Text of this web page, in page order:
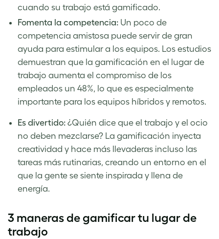
cuando su trabajo está gamificado.
Fomenta la competencia: Un poco de
competencia amistosa puede servir de gran
ayuda para estimular a los equipos. Los estudios
demuestran que la gamificación en el lugar de
trabajo aumenta el compromiso de los
empleados un 48%, lo que es especialmente
importante para los equipos híbridos y remotos.
Es divertido: ¿Quién dice que el trabajo y el ocio
no deben mezclarse? La gamificación inyecta
creatividad y hace más llevaderas incluso las
tareas más rutinarias, creando un entorno en el
que la gente se siente inspirada y llena de
energía.
3 maneras de gamificar tu lugar de
trabajo